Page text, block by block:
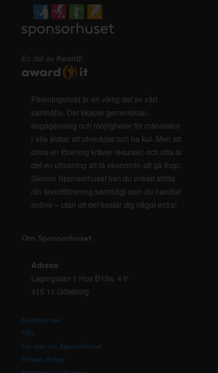
En del av AwardIt
Föreningslivet är en viktig del av vårt
samhälle. Det skapar gemenskap,
engagemang och möjligheter för människor
i alla åldrar att utvecklas och ha kul. Men att
driva en förening kräver resurser, och ofta är
det en utmaning att få ekonomin att gå ihop.
Genom Sponsorhuset kan du enkelt stötta
din favoritförening samtidigt som du handlar
online – utan att det kostar dig något extra!
Om Sponsorhuset
Adress:
Lagergatan 1 Hus B19a, 4 tr
415 11 Göteborg
Kontakta oss
FAQ
Läs mer om Sponsorhuset
Privacy Policy